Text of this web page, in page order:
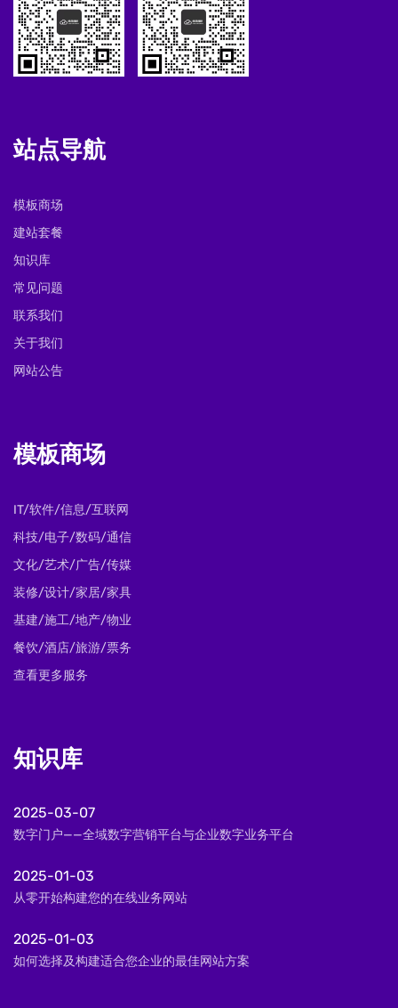
站点导航
模板商场
建站套餐
知识库
常见问题
联系我们
关于我们
网站公告
模板商场
IT/软件/信息/互联网
科技/电子/数码/通信
文化/艺术/广告/传媒
装修/设计/家居/家具
基建/施工/地产/物业
餐饮/酒店/旅游/票务
查看更多服务
知识库
2025-03-07
数字门户——全域数字营销平台与企业数字业务平台
2025-01-03
从零开始构建您的在线业务网站
2025-01-03
如何选择及构建适合您企业的最佳网站方案